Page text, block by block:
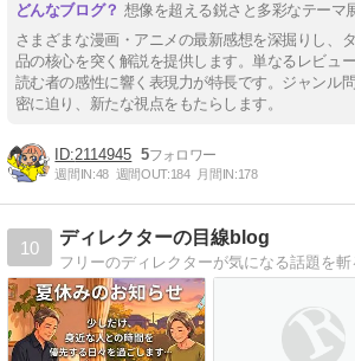
想像を超える鋭さと多彩なテーマ
さまざまな漫画・アニメの最新感想を深掘りし、
品の核心を突く解説を提供します。単なるレビュ
読む者の感性に響く表現力が特長です。ジャンル
密に迫り、新たな視点をもたらします。
2114945 5
週間IN:48 週間OUT:184 月間IN:178
10
ディレクターの目線blog
フリーのディレクターが気になる話題を斬